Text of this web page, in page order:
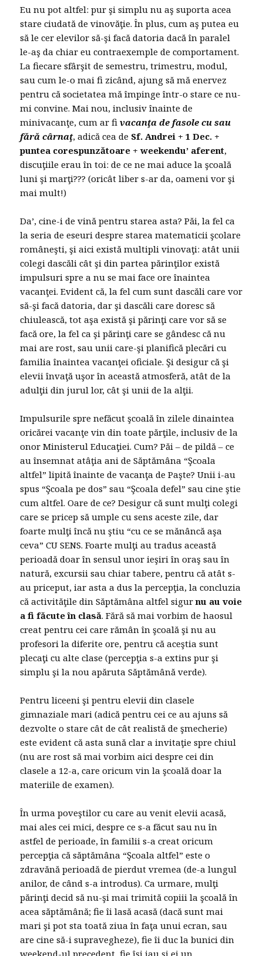
Eu nu pot altfel: pur şi simplu nu aş suporta acea
stare ciudată de vinovăţie. În plus, cum aş putea eu
să le cer elevilor să-şi facă datoria dacă în paralel
le-aş da chiar eu contraexemple de comportament.
La fiecare sfârşit de semestru, trimestru, modul,
sau cum le-o mai fi zicând, ajung să mă enervez
pentru că societatea mă împinge într-o stare ce nu-
mi convine. Mai nou, inclusiv înainte de
minivacanţe, cum ar fivacanţa de fasole cu sau
fără cârnaţ, adică cea de Sf. Andrei + 1 Dec. +
puntea corespunzătoare + weekendu’ aferent,
discuţiile erau în toi: de ce ne mai aduce la şcoală
luni şi marţi??? (oricât liber s-ar da, oameni vor şi
mai mult!)
Da’, cine-i de vină pentru starea asta? Păi, la fel ca
la seria de eseuri despre starea matematicii şcolare
româneşti, şi aici există multipli vinovaţi: atât unii
colegi dascăli cât şi din partea părinţilor există
impulsuri spre a nu se mai face ore înaintea
vacanţei. Evident că, la fel cum sunt dascăli care vor
să-şi facă datoria, dar şi dascăli care doresc să
chiulească, tot aşa există şi părinţi care vor să se
facă ore, la fel ca şi părinţi care se gândesc că nu
mai are rost, sau unii care-şi planifică plecări cu
familia înaintea vacanţei oficiale. Şi desigur că şi
elevii învaţă uşor în această atmosferă, atât de la
adulţii din jurul lor, cât şi unii de la alţii.
Impulsurile spre nefăcut şcoală în zilele dinaintea
oricărei vacanţe vin din toate părţile, inclusiv de la
onor Ministerul Educaţiei. Cum? Păi – de pildă – ce
au însemnat atâţia ani de Săptămâna “Şcoala
altfel” lipită înainte de vacanţa de Paşte? Unii i-au
spus “Şcoala pe dos” sau “Şcoala defel” sau cine ştie
cum altfel. Oare de ce? Desigur că sunt mulţi colegi
care se pricep să umple cu sens aceste zile, dar
foarte mulţi încă nu ştiu “cu ce se mănâncă aşa
ceva” CU SENS. Foarte mulţi au tradus această
perioadă doar în sensul unor ieşiri în oraş sau în
natură, excursii sau chiar tabere, pentru că atât s-
au priceput, iar asta a dus la percepţia, la concluzia
că activităţile din Săptămâna altfel sigurnu au voie
a fi făcute în clasă. Fără să mai vorbim de haosul
creat pentru cei care rămân în şcoală şi nu au
profesori la diferite ore, pentru că aceştia sunt
plecaţi cu alte clase (percepţia s-a extins pur şi
simplu şi la nou apăruta Săptămână verde).
Pentru liceeni şi pentru elevii din clasele
gimnaziale mari (adică pentru cei ce au ajuns să
dezvolte o stare cât de cât realistă de şmecherie)
este evident că asta sună clar a invitaţie spre chiul
(nu are rost să mai vorbim aici despre cei din
clasele a 12-a, care oricum vin la şcoală doar la
materiile de examen).
În urma poveştilor cu care au venit elevii acasă,
mai ales cei mici, despre ce s-a făcut sau nu în
astfel de perioade, în familii s-a creat oricum
percepţia că săptămâna “Şcoala altfel” este o
zdravănă perioadă de pierdut vremea (de-a lungul
anilor, de când s-a introdus). Ca urmare, mulţi
părinţi decid să nu-şi mai trimită copiii la şcoală în
acea săptămână; fie îi lasă acasă (dacă sunt mai
mari şi pot sta toată ziua în faţa unui ecran, sau
are cine să-i supravegheze), fie îi duc la bunici din